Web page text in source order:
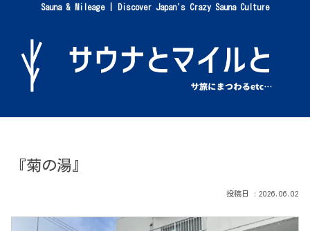
Sauna & Mileage | Discover Japan's Crazy Sauna Culture
『菊の湯』
2026.06.02